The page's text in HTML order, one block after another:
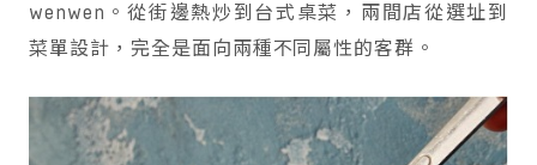
wenwen。從街邊熱炒到台式桌菜，兩間店從選址到
菜單設計，完全是面向兩種不同屬性的客群。